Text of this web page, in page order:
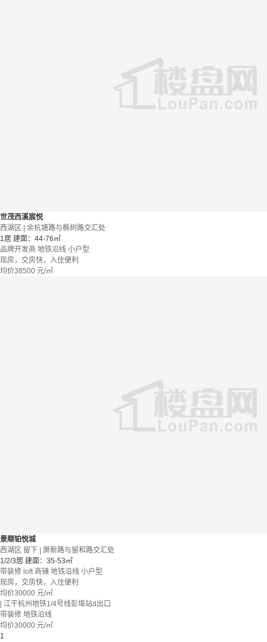
世茂西溪宸悦
西湖区 | 余杭塘路与枫树路交汇处
1居 建面：44-76㎡
品牌开发商 地铁沿线 小户型
现房，交房快，入住便利
均价38500 元/㎡
景顺铂悦城
西湖区 留下 | 屏新路与留和路交汇处
1/2/3居 建面：35-53㎡
带装修 loft 商铺 地铁沿线 小户型
现房，交房快，入住便利
均价30000 元/㎡
| 江干杭州地铁1/4号线彭埠站d出口
带装修 地铁沿线
均价30000 元/㎡
1